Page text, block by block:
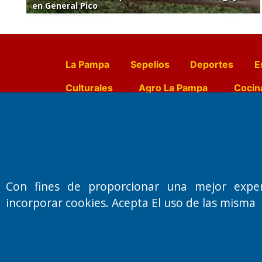
en General Pico
La Pampa Sepelios Deportes
Culturales
Agro La Pampa
Doctor Antonio
Primera edición: Domingo 3 de
Miembro de ADIRA,ADEPA y CPPAL
Con fines de proporcionar una mejor
incorporar cookies. Acepta El uso de las misma